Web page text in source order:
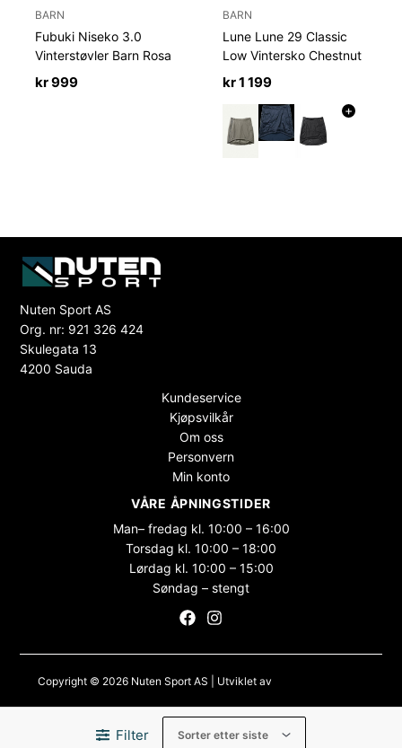
Filter
BARN
Fubuki Niseko 3.0
Vinterstøvler Barn Rosa
kr999
BARN
Lune Lune 29 Classic
Low Vintersko Chestnut
kr1 199
+
Nuten Sport AS
Org. nr: 921 326 424
Skulegata 13
4200 Sauda
Kundeservice
Kjøpsvilkår
Om oss
Personvern
Min konto
VÅRE ÅPNINGSTIDER
Man– fredag kl. 10:00 – 16:00
Torsdag kl. 10:00 – 18:00
Lørdag kl. 10:00 – 15:00
Søndag – stengt
Copyright © 2026 Nuten Sport AS | Utviklet av